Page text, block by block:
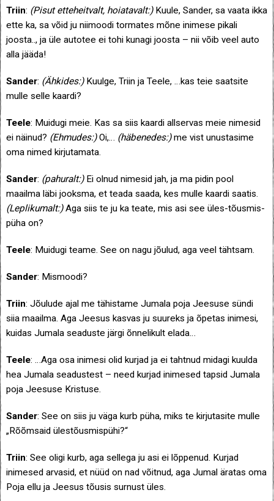
Triin: (Pisut etteheitvalt, hoiatavalt:)Kuule, Sander, sa vaata ikka
ette ka, sa võid ju niimoodi tormates mõne inimese pikali
joosta.., ja üle autotee ei tohi kunagi joosta – nii võib veel auto
alla jääda!
Sander: (Ähkides:)Kuulge, Triin ja Teele, …kas teie saatsite
mulle selle kaardi?
Teele: Muidugi meie. Kas sa siis kaardi allservas meie nimesid
ei näinud? (Ehmudes:)Oi,… (häbenedes:)me vist unustasime
oma nimed kirjutamata.
Sander: (pahuralt:)Ei olnud nimesid jah, ja ma pidin pool
maailma läbi jooksma, et teada saada, kes mulle kaardi saatis.
(Leplikumalt:)Aga siis te ju ka teate, mis asi see üles-tõusmis-
püha on?
Teele: Muidugi teame. See on nagu jõulud, aga veel tähtsam.
Sander: Mismoodi?
Triin: Jõulude ajal me tähistame Jumala poja Jeesuse sündi
siia maailma. Aga Jeesus kasvas ju suureks ja õpetas inimesi,
kuidas Jumala seaduste järgi õnnelikult elada…
Teele: …Aga osa inimesi olid kurjad ja ei tahtnud midagi kuulda
hea Jumala seadustest – need kurjad inimesed tapsid Jumala
poja Jeesuse Kristuse.
Sander: See on siis ju väga kurb püha, miks te kirjutasite mulle
„Rõõmsaid ülestõusmispühi?“
Triin: See oligi kurb, aga sellega ju asi ei lõppenud. Kurjad
inimesed arvasid, et nüüd on nad võitnud, aga Jumal äratas oma
Poja ellu ja Jeesus tõusis surnust üles.